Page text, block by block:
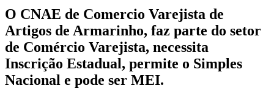
O CNAE de Comercio Varejista de
Artigos de Armarinho, faz parte do setor
de Comércio Varejista, necessita
Inscrição Estadual, permite o Simples
Nacional e pode ser MEI.